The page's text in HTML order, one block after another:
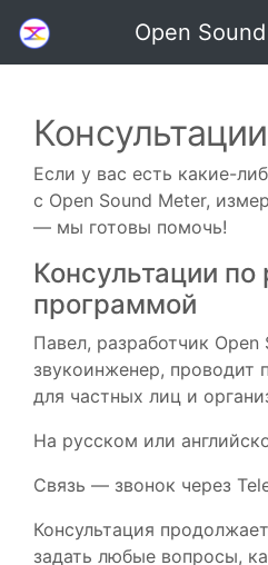
Open
Консультации
Если у вас есть какие-
с Open Sound Meter,
— мы готовы помочь!
Консультации по
программой
Павел, разработчик Open
звукоинженер, проводит
для частных лиц и
На русском или
Связь — звонок через
Консультация
задать любые вопросы,